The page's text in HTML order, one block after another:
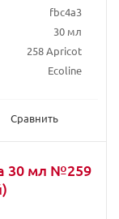
fbc4a3
30 мл
258 Apricot
Ecoline
Сравнить
30 мл №259